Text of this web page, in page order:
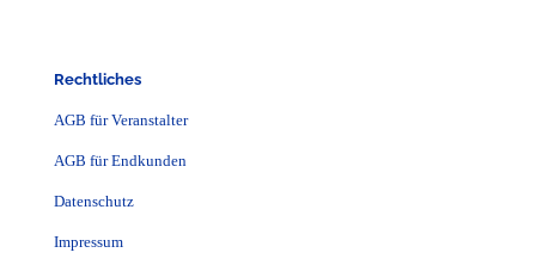
Rechtliches
AGB für Veranstalter
AGB für Endkunden
Datenschutz
Impressum